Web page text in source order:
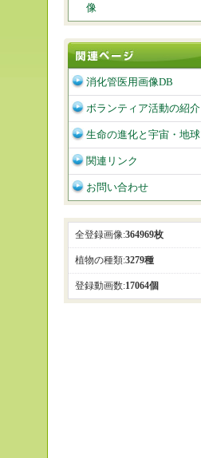
像
消化管医用画像DB
ボランティア活動の紹介
生命の進化と宇宙・地球
関連リンク
お問い合わせ
全登録画像:364969枚
植物の種類:3279種
登録動画数:17064個